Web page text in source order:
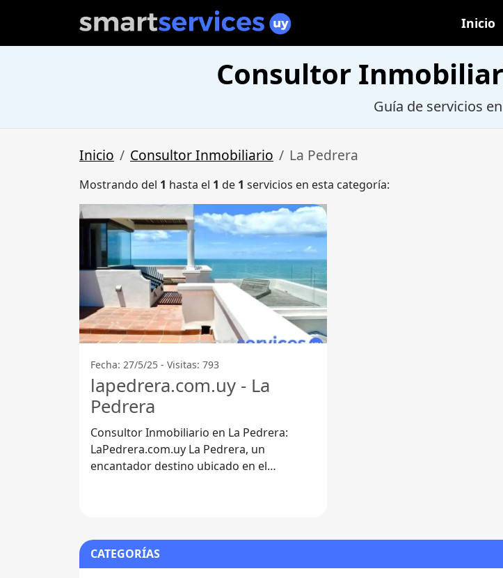
Inicio
Consultor
Guía de servicios
Inicio Consultor Inmobiliario La Pedrera
Mostrando del 1 hasta el 1 de 1 servicios en esta categoría:
Fecha: 27/5/25 - Visitas: 793
lapedrera.com.uy - La
Pedrera
Consultor Inmobiliario en La Pedrera:
LaPedrera.com.uy La Pedrera, un
encantador destino ubicado en el
CATEGORÍAS